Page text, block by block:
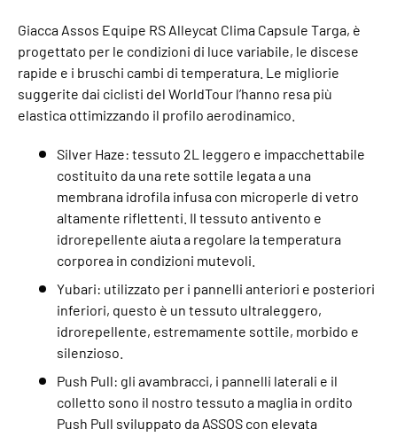
Giacca Assos Equipe RS Alleycat Clima Capsule Targa, è
progettato per le condizioni di luce variabile, le discese
rapide e i bruschi cambi di temperatura. Le migliorie
suggerite dai ciclisti del WorldTour l’hanno resa più
elastica ottimizzando il profilo aerodinamico.
Silver Haze: tessuto 2L leggero e impacchettabile
costituito da una rete sottile legata a una
membrana idrofila infusa con microperle di vetro
altamente riflettenti. Il tessuto antivento e
idrorepellente aiuta a regolare la temperatura
corporea in condizioni mutevoli.
Yubari: utilizzato per i pannelli anteriori e posteriori
inferiori, questo è un tessuto ultraleggero,
idrorepellente, estremamente sottile, morbido e
silenzioso.
Push Pull: gli avambracci, i pannelli laterali e il
colletto sono il nostro tessuto a maglia in ordito
Push Pull sviluppato da ASSOS con elevata